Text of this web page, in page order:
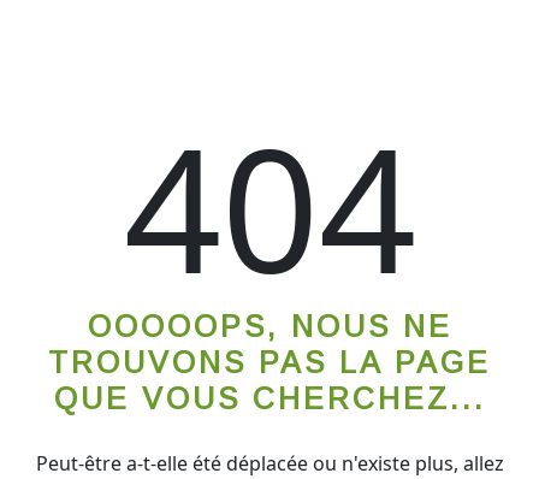
404
OOOOOPS, NOUS NE
TROUVONS PAS LA PAGE
QUE VOUS CHERCHEZ...
Peut-être a-t-elle été déplacée ou n'existe plus, allez